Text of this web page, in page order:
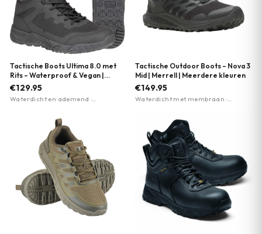
Tactische Boots Ultima 8.0 met
Rits – Waterproof & Vegan |
Magnum | Meerdere kleuren
€129.95
Waterdicht en ademend ·
Tactische Outdoor Boots – Nova 3
Mid | Merrell | Meerdere kleuren
€149.95
Waterdicht met membraan ·